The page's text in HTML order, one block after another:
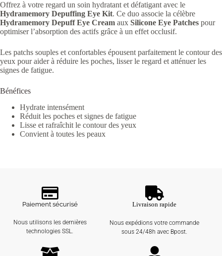
Offrez à votre regard un soin hydratant et défatigant avec le
Hydramemory Depuffing Eye Kit. Ce duo associe la célèbre
Hydramemory Depuff Eye Cream aux Silicone Eye Patches pour
optimiser l’absorption des actifs grâce à un effet occlusif.
Les patchs souples et confortables épousent parfaitement le contour des
yeux pour aider à réduire les poches, lisser le regard et atténuer les
signes de fatigue.
Bénéfices
Hydrate intensément
Réduit les poches et signes de fatigue
Lisse et rafraîchit le contour des yeux
Convient à toutes les peaux
Paiement sécurisé
Nous utilisons les dernières
technologies SSL.
Livraison rapide
Nous expédions votre commande
sous 24/48h avec Bpost.